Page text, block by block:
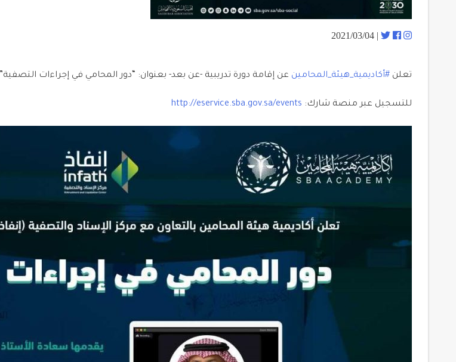
| 2021/03/04
تعلن #أكاديمية_هيئة_المحامين عن إقامة دورة تدريبية -عن بعد- بعنوان: “دور المحامي في إجراءات التصفية”
للتسجيل عبر منصة شارك: http://eservice.sba.gov.sa/events